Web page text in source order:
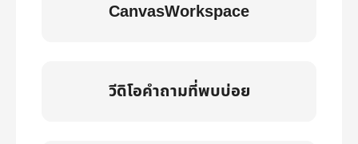
CanvasWorkspace
วีดิโอคำถามที่พบบ่อย